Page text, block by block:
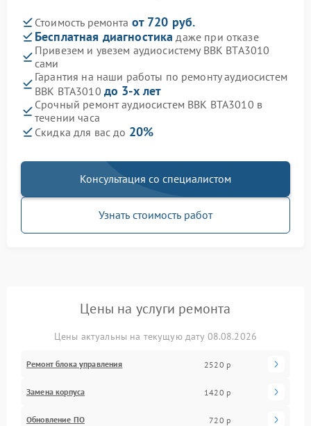
Стоимость ремонта от 720 руб.
Бесплатная диагностика даже при отказе
Привезем и увезем аудиосистему BBK BTA3010
сами
Гарантия на наши работы по ремонту аудиосистем
BBK BTA3010 до 3-х лет
Срочный ремонт аудиосистем BBK BTA3010 в
течении часа
Скидка для вас до 20%
Консультация со специалистом
Узнать стоимость работ
Цены на услуги ремонта
Цены актуальны на текущую дату 08.08.2026
Ремонт блока управления 2520 р
Замена корпуса 1420 р
Обновление ПО 720 р